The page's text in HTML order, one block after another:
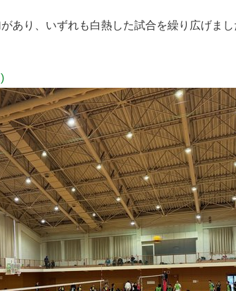
り、いずれも白熱した試合を繰り広げまし